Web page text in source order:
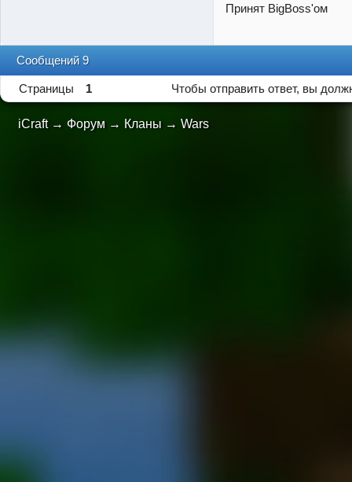
Принят BigBoss'ом
Сообщений 9
Страницы 1 Чтобы отправить ответ, вы
iCraft → Форум → Кланы →Wars